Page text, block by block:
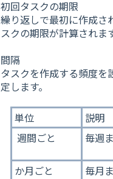
初回タスクの期限
繰り返しで最初に作成さ
スクの期限が計算されま
間隔
タスクを作成する頻度を
定します。
単位 説明
週間ごと
毎週
か月ごと 毎月